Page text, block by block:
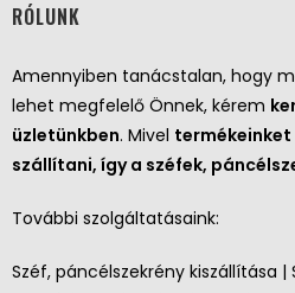
RÓLUNK
Amennyiben tanácstalan, hogy
lehet megfelelő Önnek, kérem
üzletünkben. Mivel
szállítani, így a széfek,
További szolgáltatásaink:
Széf, páncélszekrény kiszállítása |